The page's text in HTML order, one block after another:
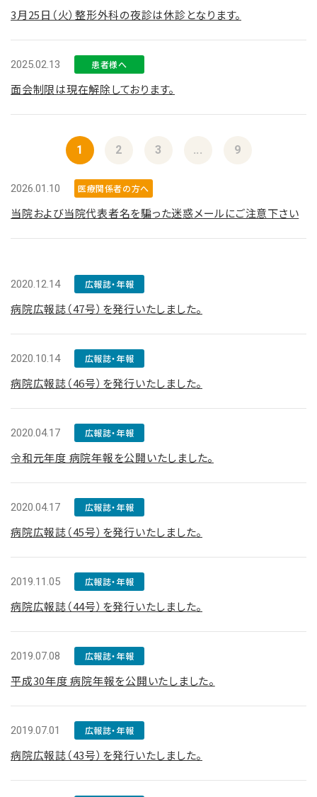
3月25日（火）整形外科の夜診は休診となります。
2025.02.13 患者様へ
面会制限は現在解除しております。
1 2 3 ... 9
2026.01.10 医療関係者の方へ
当院および当院代表者名を騙った迷惑メールにご注意下さい
2020.12.14 広報誌・年報
病院広報誌（47号）を発行いたしました。
2020.10.14 広報誌・年報
病院広報誌（46号）を発行いたしました。
2020.04.17 広報誌・年報
令和元年度 病院年報を公開いたしました。
2020.04.17 広報誌・年報
病院広報誌（45号）を発行いたしました。
2019.11.05 広報誌・年報
病院広報誌（44号）を発行いたしました。
2019.07.08 広報誌・年報
平成30年度 病院年報を公開いたしました。
2019.07.01 広報誌・年報
病院広報誌（43号）を発行いたしました。